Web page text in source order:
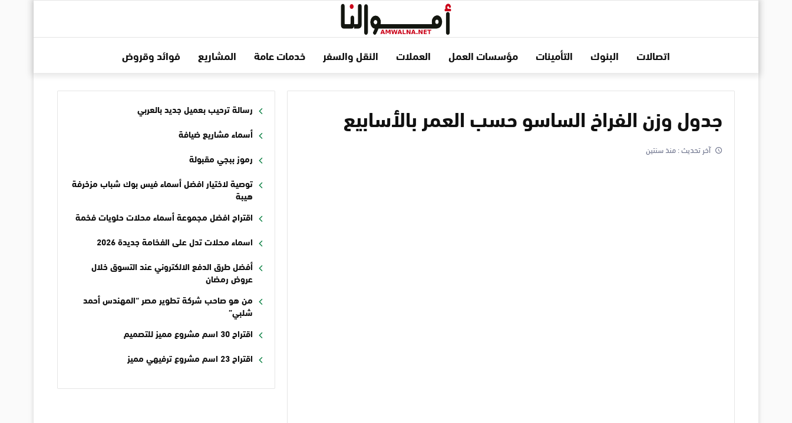
اتصالات البنوك التأمينات مؤسسات العمل العملات النقل والسفر خدمات عامة المشاريع فوائد وقروض
جدول وزن الفراخ الساسو حسب العمر بالأسابيع
آخر تحديث :منذ سنتين
رسالة ترحيب بعميل جديد بالعربي
أسماء مشاريع ضيافة
رموز ببجي مقبولة
توصية لاختيار افضل أسماء فيس بوك شباب مزخرفة
هيبة
اقتراح افضل مجموعة أسماء محلات حلويات فخمة
اسماء محلات تدل على الفخامة جديدة 2026
أفضل طرق الدفع الالكتروني عند التسوق خلال
عروض رمضان
من هو صاحب شركة تطوير مصر “المهندس أحمد
شلبي”
اقتراح 30 اسم مشروع مميز للتصميم
اقتراح 23 اسم مشروع ترفيهي مميز